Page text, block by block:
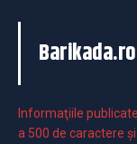
Barikada.ro
Informaţiile
a 500 de caractere